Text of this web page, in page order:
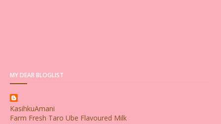
MY DEAR BLOGLIST
KasihkuAmani
Farm Fresh Taro Ube Flavoured Milk